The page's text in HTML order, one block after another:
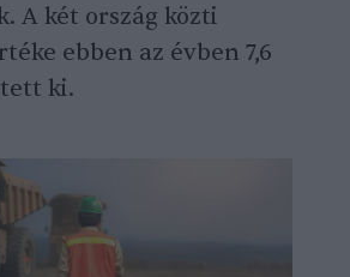
A két ország közti
ebben az évben 7,6
ki.